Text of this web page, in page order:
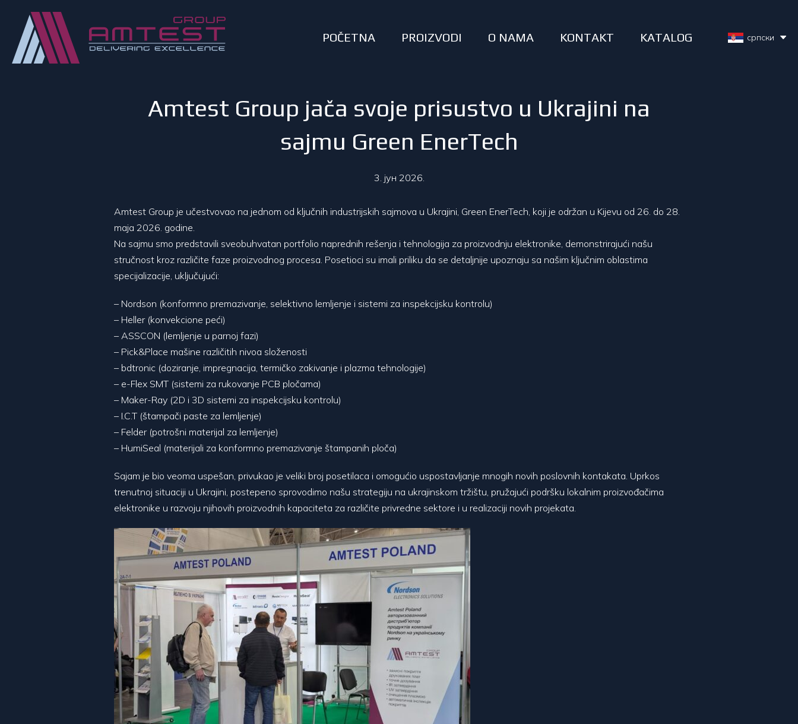
POČETNA PROIZVODI O NAMA KONTAKT KATALOG српски
Amtest Group jača svoje prisustvo u Ukrajini na
sajmu Green EnerTech
3. јун 2026.
Amtest Group je učestvovao na jednom od ključnih industrijskih sajmova u Ukrajini, Green EnerTech, koji je održan u Kijevu od 26. do 28.
maja 2026. godine.
Na sajmu smo predstavili sveobuhvatan portfolio naprednih rešenja i tehnologija za proizvodnju elektronike, demonstrirajući našu
stručnost kroz različite faze proizvodnog procesa. Posetioci su imali priliku da se detaljnije upoznaju sa našim ključnim oblastima
specijalizacije, uključujući:
– Nordson (konformno premazivanje, selektivno lemljenje i sistemi za inspekcijsku kontrolu)
– Heller (konvekcione peći)
– ASSCON (lemljenje u parnoj fazi)
– Pick&Place mašine različitih nivoa složenosti
– bdtronic (doziranje, impregnacija, termičko zakivanje i plazma tehnologije)
– e-Flex SMT (sistemi za rukovanje PCB pločama)
– Maker-Ray (2D i 3D sistemi za inspekcijsku kontrolu)
– I.C.T (štampači paste za lemljenje)
– Felder (potrošni materijal za lemljenje)
– HumiSeal (materijali za konformno premazivanje štampanih ploča)
Sajam je bio veoma uspešan, privukao je veliki broj posetilaca i omogućio uspostavljanje mnogih novih poslovnih kontakata. Uprkos
trenutnoj situaciji u Ukrajini, postepeno sprovodimo našu strategiju na ukrajinskom tržištu, pružajući podršku lokalnim proizvođačima
elektronike u razvoju njihovih proizvodnih kapaciteta za različite privredne sektore i u realizaciji novih projekata.